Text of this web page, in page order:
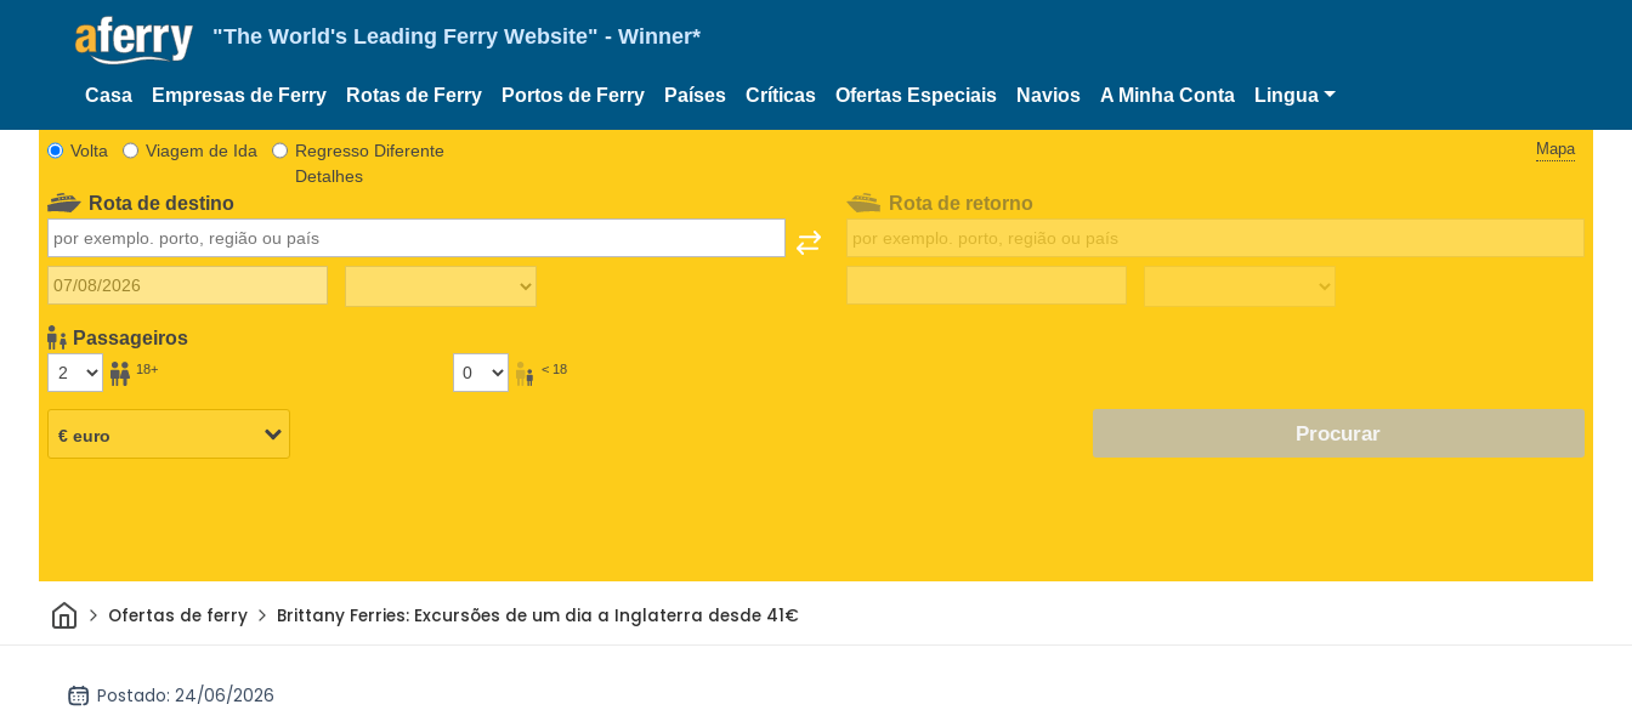
"The World's Leading Ferry Website" - Winner*
Casa Empresas de Ferry Rotas de Ferry Portos de Ferry Países Críticas Ofertas Especiais Navios A Minha Conta Lingua
Volta Viagem de Ida
Regresso Diferente
Detalhes
Mapa
Rota de destino
Passageiros
18+ < 18
Rota de retorno
Procurar
CasaOfertas de ferry Brittany Ferries: Excursões de um dia a Inglaterra desde 41€
Postado: 24/06/2026